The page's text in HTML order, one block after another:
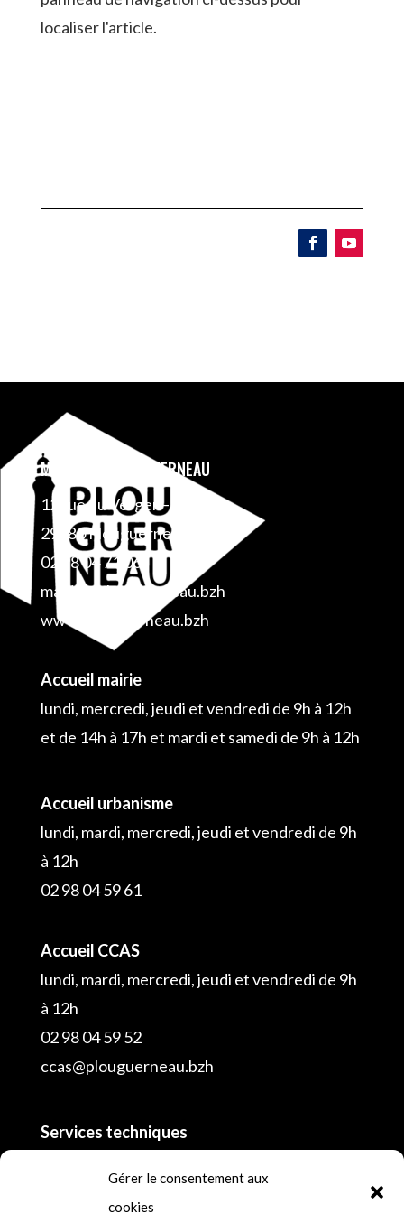
Gérer le consentement aux
cookies
localiser l'article.
MAIRIE DE PLOUGUERNEAU
12 rue du Verger – BP 1
29880 Plouguerneau
02 98 04 71 06
mairie@plouguerneau.bzh
www.plouguerneau.bzh
Accueil mairie
lundi, mercredi, jeudi et vendredi de 9h à 12h
et de 14h à 17h et mardi et samedi de 9h à 12h
Accueil urbanisme
lundi, mardi, mercredi, jeudi et vendredi de 9h
à 12h
02 98 04 59 61
Accueil CCAS
lundi, mardi, mercredi, jeudi et vendredi de 9h
à 12h
02 98 04 59 52
ccas@plouguerneau.bzh
Services techniques